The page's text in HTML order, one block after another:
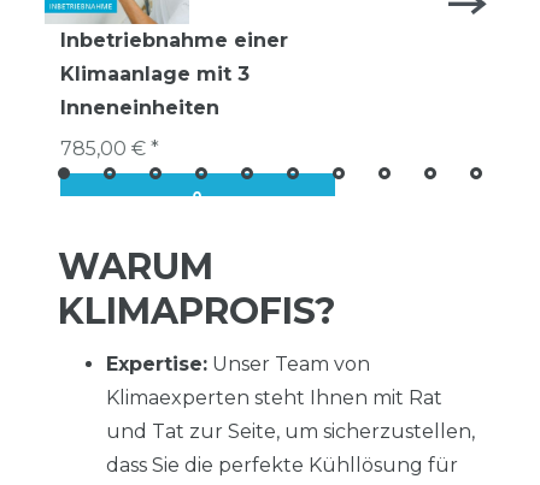
Inbetriebnahme einer
Klimaanlage mit 3
Inneneinheiten
785,00 € *
WARUM
KLIMAPROFIS?
Expertise: Unser Team von
Klimaexperten steht Ihnen mit Rat
und Tat zur Seite, um sicherzustellen,
dass Sie die perfekte Kühllösung für